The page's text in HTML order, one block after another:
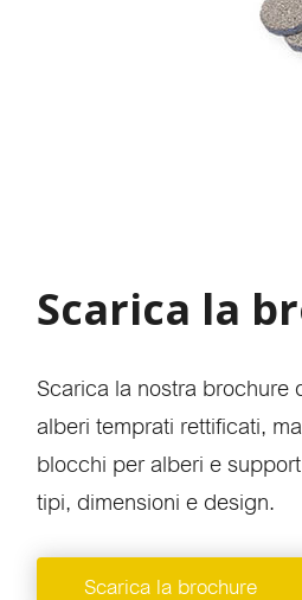
Scarica la
Scarica la nostra brochure
alberi temprati rettificati,
blocchi per alberi e
tipi, dimensioni e design.
Scarica la brochure